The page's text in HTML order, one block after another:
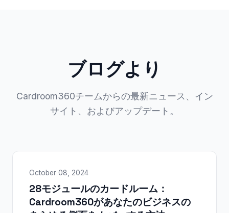
ブログより
Cardroom360チームからの最新ニュース、イン
サイト、およびアップデート。
October 08, 2024
28モジュールのカードルーム：
Cardroom360があなたのビジネスの